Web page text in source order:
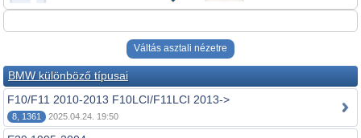
Váltás asztali nézetre
BMW különböző típusai
F10/F11 2010-2013 F10LCI/F11LCI 2013->
8, 1361 2025.04.24. 19:50